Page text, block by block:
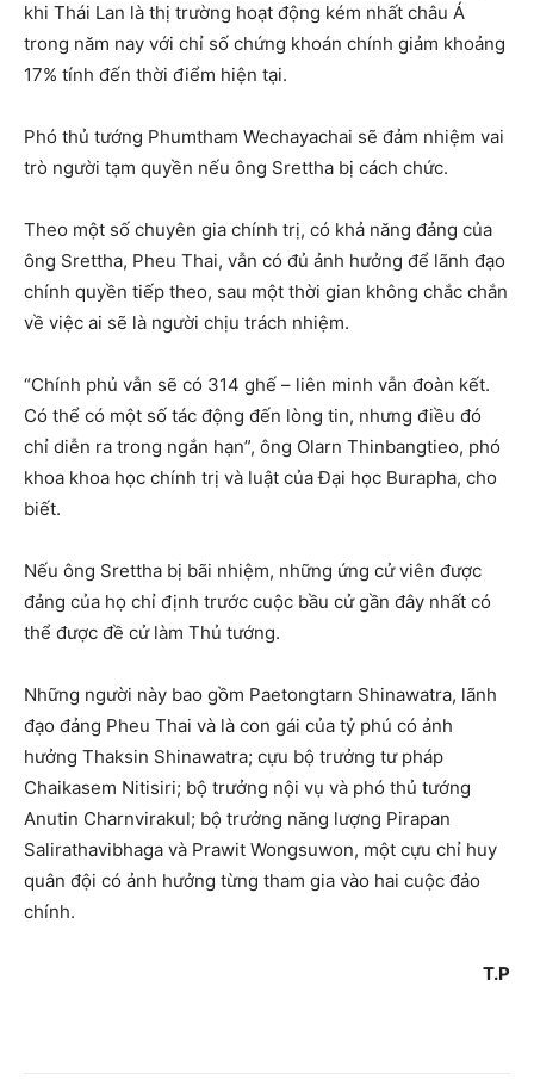
khi Thái Lan là thị trường hoạt động kém nhất châu Á
trong năm nay với chỉ số chứng khoán chính giảm khoảng
17% tính đến thời điểm hiện tại.
Phó thủ tướng Phumtham Wechayachai sẽ đảm nhiệm vai
trò người tạm quyền nếu ông Srettha bị cách chức.
Theo một số chuyên gia chính trị, có khả năng đảng của
ông Srettha, Pheu Thai, vẫn có đủ ảnh hưởng để lãnh đạo
chính quyền tiếp theo, sau một thời gian không chắc chắn
về việc ai sẽ là người chịu trách nhiệm.
“Chính phủ vẫn sẽ có 314 ghế – liên minh vẫn đoàn kết.
Có thể có một số tác động đến lòng tin, nhưng điều đó
chỉ diễn ra trong ngắn hạn”, ông Olarn Thinbangtieo, phó
khoa khoa học chính trị và luật của Đại học Burapha, cho
biết.
Nếu ông Srettha bị bãi nhiệm, những ứng cử viên được
đảng của họ chỉ định trước cuộc bầu cử gần đây nhất có
thể được đề cử làm Thủ tướng.
Những người này bao gồm Paetongtarn Shinawatra, lãnh
đạo đảng Pheu Thai và là con gái của tỷ phú có ảnh
hưởng Thaksin Shinawatra; cựu bộ trưởng tư pháp
Chaikasem Nitisiri; bộ trưởng nội vụ và phó thủ tướng
Anutin Charnvirakul; bộ trưởng năng lượng Pirapan
Salirathavibhaga và Prawit Wongsuwon, một cựu chỉ huy
quân đội có ảnh hưởng từng tham gia vào hai cuộc đảo
chính.
T.P